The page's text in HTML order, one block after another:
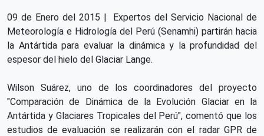
09 de Enero del 2015 | Expertos del Servicio Nacional de
Meteorología e Hidrología del Perú (Senamhi) partirán hacia
la Antártida para evaluar la dinámica y la profundidad del
espesor del hielo del Glaciar Lange.
Wilson Suárez, uno de los coordinadores del proyecto
"Comparación de Dinámica de la Evolución Glaciar en la
Antártida y Glaciares Tropicales del Perú", comentó que los
estudios de evaluación se realizarán con el radar GPR de